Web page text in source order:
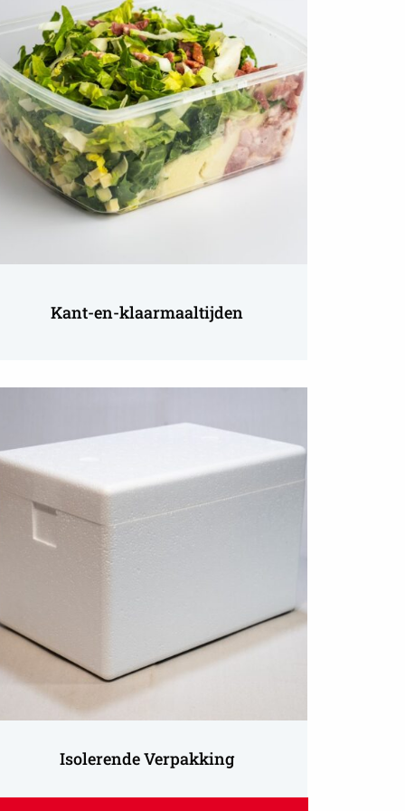
Kant-en-klaarmaaltijden
Isolerende Verpakking